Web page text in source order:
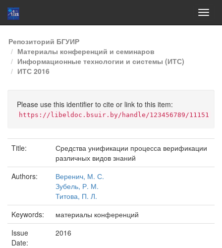
Skip
navigation
Репозиторий БГУИР
Материалы конференций и семинаров
Информационные технологии и системы (ИТС)
ИТС 2016
Please use this identifier to cite or link to this item:
https://libeldoc.bsuir.by/handle/123456789/11151
Title:
Средства унификации процесса верификации
различных видов знаний
Authors:
Веренич, М. С.
Зубель, Р. М.
Титова, П. Л.
Keywords:
материалы конференций
Issue
Date:
2016